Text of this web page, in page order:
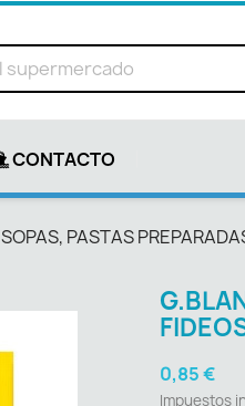
CONTACTO
SOPAS, PASTAS
0,85 €
Impuestos